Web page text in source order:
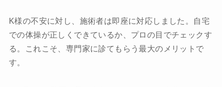
K様の不安に対し、施術者は即座に対応しました。自宅
での体操が正しくできているか、プロの目でチェックす
る。これこそ、専門家に診てもらう最大のメリットで
す。